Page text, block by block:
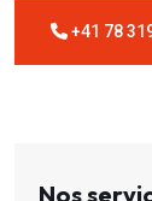
+41 78
Nos